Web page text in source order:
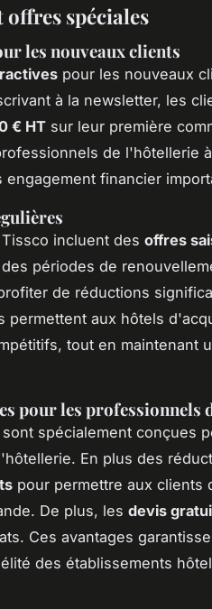
spéciales
les nouveaux clients
pour les nouveaux
à la newsletter, les
€ HT sur leur première
de l'hôtellerie
financier
incluent des offres
périodes de
de réductions
permettent aux hôtels
tout en maintenant
pour les professionnels
spécialement conçues
En plus des
pour permettre aux clients
De plus, les devis
Ces avantages
des établissements